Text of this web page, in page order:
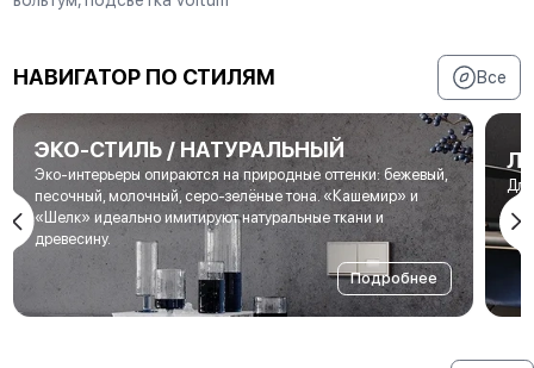
НАВИГАТОР ПО СТИЛЯМ Все
ЭКО-СТИЛЬ / НАТУРАЛЬНЫЙ
Эко-интерьеры опираются на природные оттенки: бежевый,
песочный, молочный, серо-зелёные тона. «Кашемир» и
«Шелк» идеально имитируют натуральные ткани и
древесину.
Подробнее